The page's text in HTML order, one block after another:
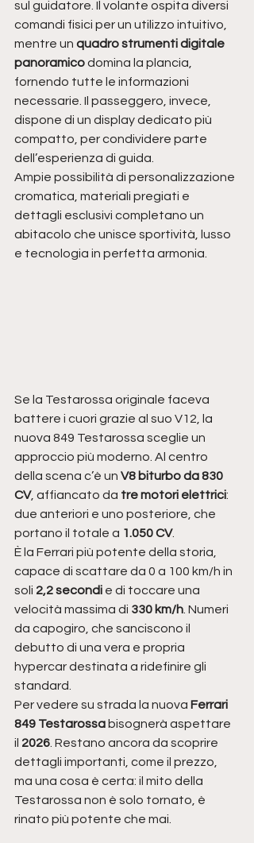
sul guidatore. Il volante ospita diversi
comandi fisici per un utilizzo intuitivo,
mentre un quadro strumenti digitale
panoramico domina la plancia,
fornendo tutte le informazioni
necessarie. Il passeggero, invece,
dispone di un display dedicato più
compatto, per condividere parte
dell’esperienza di guida.
Ampie possibilità di personalizzazione
cromatica, materiali pregiati e
dettagli esclusivi completano un
abitacolo che unisce sportività, lusso
e tecnologia in perfetta armonia.
Se la Testarossa originale faceva
battere i cuori grazie al suo V12, la
nuova 849 Testarossa sceglie un
approccio più moderno. Al centro
della scena c’è un V8 biturbo da 830
CV, affiancato da tre motori elettrici:
due anteriori e uno posteriore, che
portano il totale a 1.050 CV.
È la Ferrari più potente della storia,
capace di scattare da 0 a 100 km/h in
soli 2,2 secondi e di toccare una
velocità massima di 330 km/h . Numeri
da capogiro, che sanciscono il
debutto di una vera e propria
hypercar destinata a ridefinire gli
standard.
Per vedere su strada la nuova Ferrari
849 Testarossa bisognerà aspettare
il 2026 . Restano ancora da scoprire
dettagli importanti, come il prezzo,
ma una cosa è certa: il mito della
Testarossa non è solo tornato, è
rinato più potente che mai.